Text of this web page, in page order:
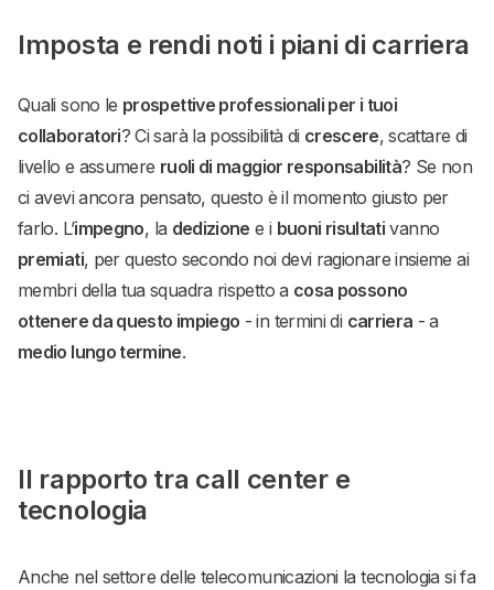
Imposta e rendi noti i piani di carriera
Quali sono le prospettive professionali per i tuoi
collaboratori? Ci sarà la possibilità di crescere, scattare di
livello e assumere ruoli di maggior responsabilità? Se non
ci avevi ancora pensato, questo è il momento giusto per
farlo. L’impegno, la dedizione e i buoni risultati vanno
premiati, per questo secondo noi devi ragionare insieme ai
membri della tua squadra rispetto a cosa possono
ottenere da questo impiego - in termini di carriera - a
medio lungo termine.
Il rapporto tra call center e
tecnologia
Anche nel settore delle telecomunicazioni la tecnologia si fa